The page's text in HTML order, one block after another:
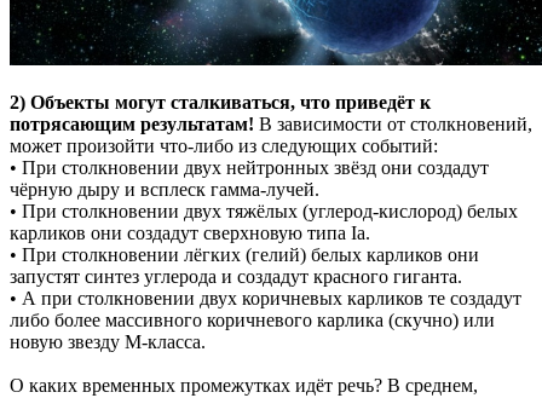
2) Объекты могут сталкиваться, что приведёт к
потрясающим результатам! В зависимости от столкновений,
может произойти что-либо из следующих событий:
• При столкновении двух нейтронных звёзд они создадут
чёрную дыру и всплеск гамма-лучей.
• При столкновении двух тяжёлых (углерод-кислород) белых
карликов они создадут сверхновую типа Ia.
• При столкновении лёгких (гелий) белых карликов они
запустят синтез углерода и создадут красного гиганта.
• А при столкновении двух коричневых карликов те создадут
либо более массивного коричневого карлика (скучно) или
новую звезду М-класса.
О каких временных промежутках идёт речь? В среднем,